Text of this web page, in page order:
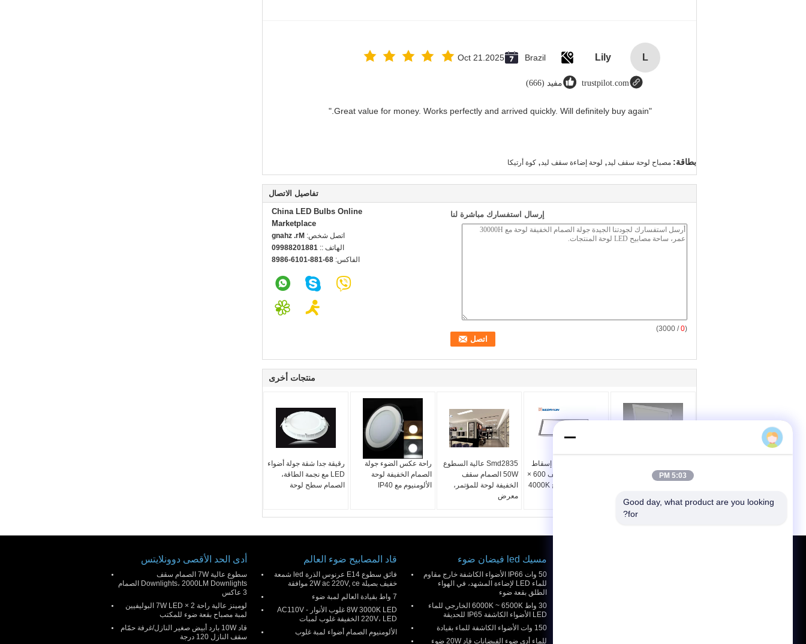
L
Lily
Brazil
Oct 21.2025
trustpilot.com مفيد (666)
"Great value for money. Works perfectly and arrived quickly. Will definitely buy again."
بطاقة: مصباح لوحة سقف ليد, لوحة إضاءة سقف ليد, كوة أرتيكا
تفاصيل الاتصال
China LED Bulbs Online
Marketplace
اتصل شخص: Mr. zhang
الهاتف :: 18810288990
الفاكس: 86-188-1016-6898
إرسال استفسارك مباشرة لنا
(
0
/ 3000)
منتجات أخرى
رقيقة جدا شقة جولة أضواء
LED مع نجمة الطاقة،
الصمام سطح لوحة
راحة عكس الضوء جولة
الصمام الخفيفة لوحة
الألومنيوم مع IP40
Smd2835 عالية السطوع
50W الصمام سقف
الخفيفة لوحة للمؤتمر،
معرض
التجاري 72W أدى إسقاط
لوحات ضوء السقف 600 ×
الخلفية LED ساحة أضواء
الصمام
أدى الحد الأقصى دوونلايتس
سطوع عالية 7W الصمام سقف
Downlights، 2000LM Downlights الصمام
3 عاكس
لومينز عالية راحة 2 × 7W LED البوليفيين
لمبة مصباح بقعة ضوء للمكتب
قاد 10W بارد أبيض صغير النازل/غرفة حمّام
سقف النازل 120 درجة
قاد المصابيح ضوء العالم
فائق سطوع E14 عرنوس الذرة led شمعة
خفيف بصيلة 2W ac 220V, ce موافقة
7 واط بقيادة العالم لمبة ضوء
8W 3000K LED غلوب الأنوار AC110V -
220V، LED الخفيفة غلوب لمبات
الألومنيوم الصمام أضواء لمبة غلوب
مسيك led فيضان ضوء
50 وات IP66 الأضواء الكاشفة خارج مقاوم
للماء LED لإضاءة المشهد، في الهواء
الطلق بقعة ضوء
30 واط 6000K ~ 6500K الخارجي للماء
LED الأضواء الكاشفة IP65 للحديقة
150 وات الأضواء الكاشفة للماء بقيادة
للماء أدى ضوء الفيضانات قاد 20W ضوء
5:03 PM
Good day, what product are you looking
for?